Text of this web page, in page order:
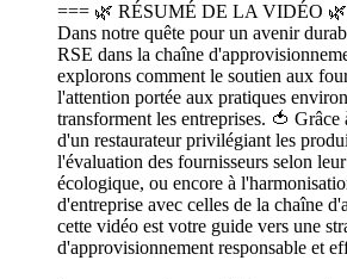
=== 🌿 RÉSUMÉ DE LA VIDÉO
Dans notre quête pour un avenir
RSE dans la chaîne
explorons comment le soutien aux
l'attention portée aux pratiques
transforment les entreprises. 🍅
d'un restaurateur privilégiant les
l'évaluation des fournisseurs selon
écologique, ou encore à
d'entreprise avec celles de la chaîne
cette vidéo est votre guide vers une
d'approvisionnement responsable et